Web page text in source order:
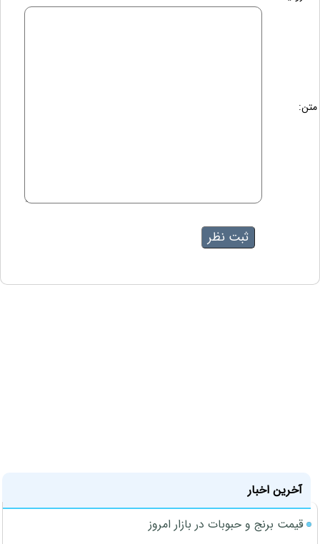
متن:
آخرین اخبار
قیمت برنج و حبوبات در بازار امروز